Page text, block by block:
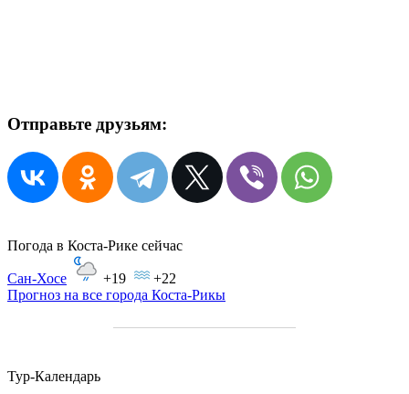
Отправьте друзьям:
Погода в Коста-Рике сейчас
Сан-Хосе +19
+22
Прогноз на все города Коста-Рикы
Тур-Календарь